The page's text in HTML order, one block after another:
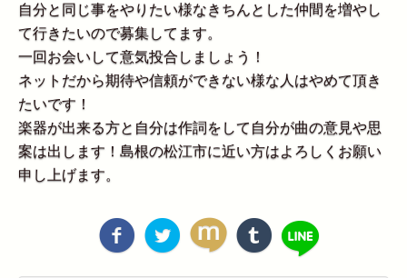
自分と同じ事をやりたい様なきちんとした仲間を増やし
て行きたいので募集してます。
一回お会いして意気投合しましょう！
ネットだから期待や信頼ができない様な人はやめて頂き
たいです！
楽器が出来る方と自分は作詞をして自分が曲の意見や思
案は出します！島根の松江市に近い方はよろしくお願い
申し上げます。